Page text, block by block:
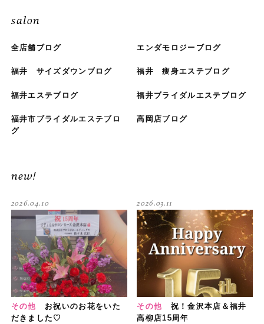
salon
全店舗ブログ エンダモロジーブログ
福井 サイズダウンブログ 福井 痩身エステブログ
福井エステブログ 福井ブライダルエステブログ
福井市ブライダルエステブロ
グ
高岡店ブログ
new!
その他
お祝いのお花をいた
だきました♡
2026.04.10
その他
祝！金沢本店＆福井
高柳店15周年
2026.03.11